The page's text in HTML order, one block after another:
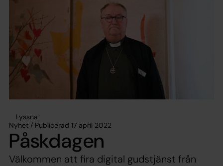
Lyssna
Nyhet / Publicerad 17 april 2022
Påskdagen
Välkommen att fira digital gudstjänst från